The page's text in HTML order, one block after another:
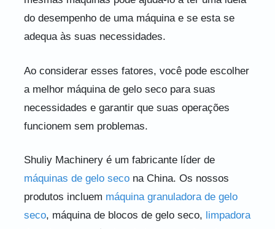
do desempenho de uma máquina e se esta se
adequa às suas necessidades.
Ao considerar esses fatores, você pode escolher
a melhor máquina de gelo seco para suas
necessidades e garantir que suas operações
funcionem sem problemas.
Shuliy Machinery é um fabricante líder de
máquinas de gelo secona China. Os nossos
produtos incluem máquina granuladora de gelo
seco, máquina de blocos de gelo seco, limpadora